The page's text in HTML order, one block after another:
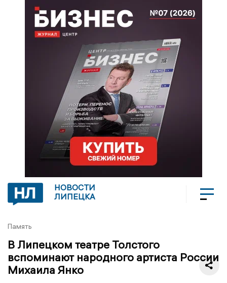
НОВОСТИ
ЛИПЕЦКА
Память
В Липецком театре Толстого
вспоминают народного артиста России
Михаила Янко